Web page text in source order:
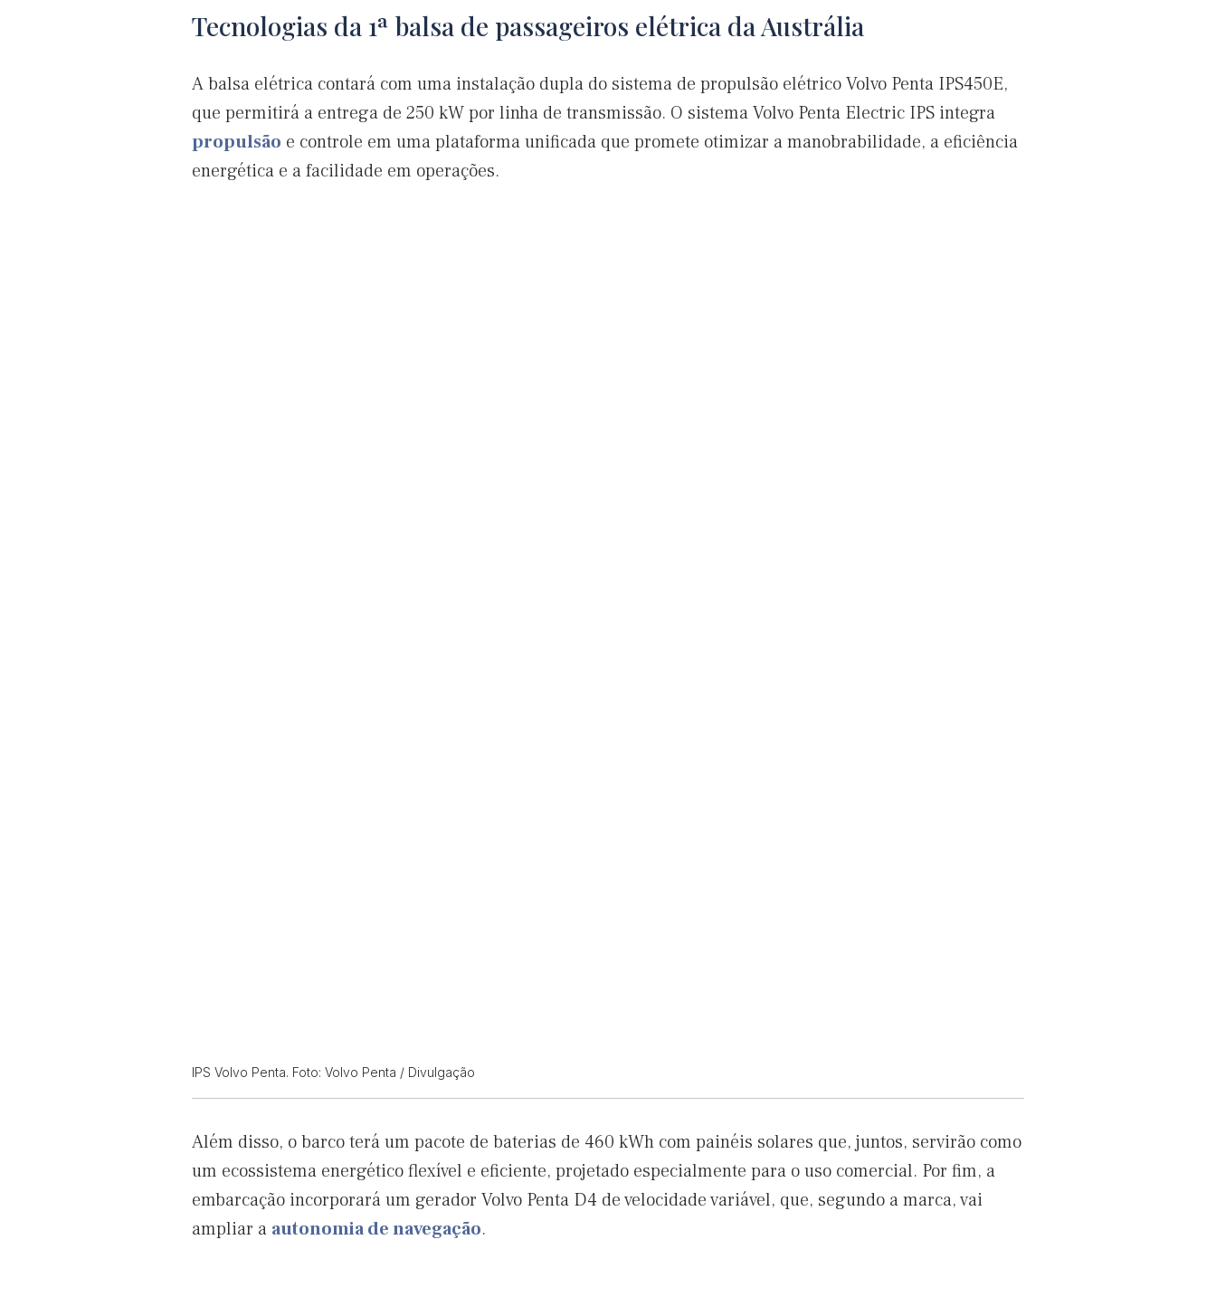
Tecnologias da 1ª balsa de passageiros elétrica da Austrália
A balsa elétrica contará com uma instalação dupla do sistema de propulsão elétrico Volvo Penta IPS450E,
que permitirá a entrega de 250 kW por linha de transmissão. O sistema Volvo Penta Electric IPS integra
propulsão e controle em uma plataforma unificada que promete otimizar a manobrabilidade, a eficiência
energética e a facilidade em operações.
IPS Volvo Penta. Foto: Volvo Penta / Divulgação
Além disso, o barco terá um pacote de baterias de 460 kWh com painéis solares que, juntos, servirão como
um ecossistema energético flexível e eficiente, projetado especialmente para o uso comercial. Por fim, a
embarcação incorporará um gerador Volvo Penta D4 de velocidade variável, que, segundo a marca, vai
ampliar a autonomia de navegação.